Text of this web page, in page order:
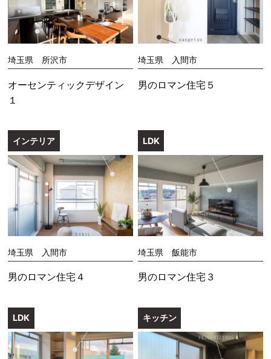
埼玉県 所沢市
オーセンティックデザイン
１
埼玉県 入間市
男のロマン住宅５
インテリア
埼玉県 入間市
男のロマン住宅４
LDK
埼玉県 飯能市
男のロマン住宅３
LDK キッチン